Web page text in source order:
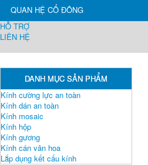
QUAN HỆ CỔ ĐÔNG
HỖ TRỢ
LIÊN HỆ
DANH MỤC SẢN PHẨM
Kính cường lực an toàn
Kính dán an toàn
Kính mosaic
Kính hộp
Kính gương
Kính cán vân hoa
Lắp dụng kết cấu kính